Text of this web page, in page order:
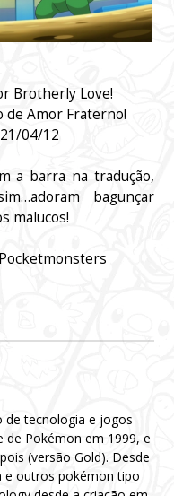
Brotherly Love!
de Amor Fraterno!
21/04/12
a barra na tradução,
bagunçar
malucos!
Pocketmonsters
de tecnologia e jogos
de Pokémon em 1999, e
(versão Gold). Desde
e outros pokémon tipo